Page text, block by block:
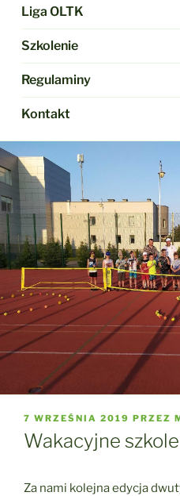
Liga OLTK
Szkolenie
Regulaminy
Kontakt
OPUBLIKOWANE
W
7 WRZEŚNIA 2019 PRZEZ
Wakacyjne
Za nami kolejna edycja